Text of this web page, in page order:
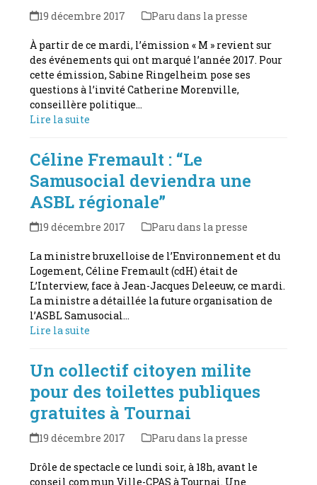
19 décembre 2017 Paru dans la presse
À partir de ce mardi, l’émission « M » revient sur
des événements qui ont marqué l’année 2017. Pour
cette émission, Sabine Ringelheim pose ses
questions à l’invité Catherine Morenville,
conseillère politique…
Lire la suite
Céline Fremault : “Le
Samusocial deviendra une
ASBL régionale”
19 décembre 2017 Paru dans la presse
La ministre bruxelloise de l’Environnement et du
Logement, Céline Fremault (cdH) était de
L’Interview, face à Jean-Jacques Deleeuw, ce mardi.
La ministre a détaillée la future organisation de
l’ASBL Samusocial…
Lire la suite
Un collectif citoyen milite
pour des toilettes publiques
gratuites à Tournai
19 décembre 2017 Paru dans la presse
Drôle de spectacle ce lundi soir, à 18h, avant le
conseil commun Ville-CPAS à Tournai. Une